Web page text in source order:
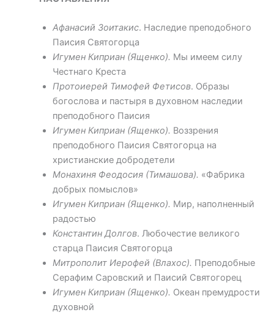
Афанасий Зоитакис. Наследие преподобного
Паисия Святогорца
Игумен Киприан (Ященко). Мы имеем силу
Честнаго Креста
Протоиерей Тимофей Фетисов. Образы
богослова и пастыря в духовном наследии
преподобного Паисия
Игумен Киприан (Ященко). Воззрения
преподобного Паисия Святогорца на
христианские добродетели
Монахиня Феодосия (Тимашова). «Фабрика
добрых помыслов»
Игумен Киприан (Ященко). Мир, наполненный
радостью
Константин Долгов. Любочестие великого
старца Паисия Святогорца
Митрополит Иерофей (Влахос). Преподобные
Серафим Саровский и Паисий Святогорец
Игумен Киприан (Ященко). Океан премудрости
духовной